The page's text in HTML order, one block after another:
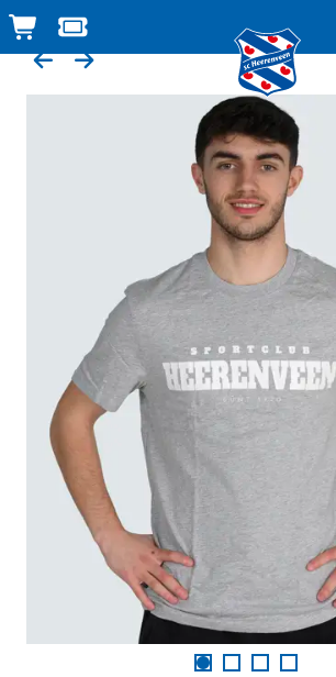
WINKELWAGEN
TICKETSHOP